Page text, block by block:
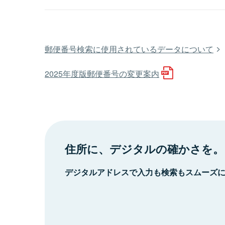
郵便番号検索に使用されているデータについて
2025年度版郵便番号の変更案内
住所に、デジタルの確かさを。
デジタルアドレスで入力も検索もスムーズ